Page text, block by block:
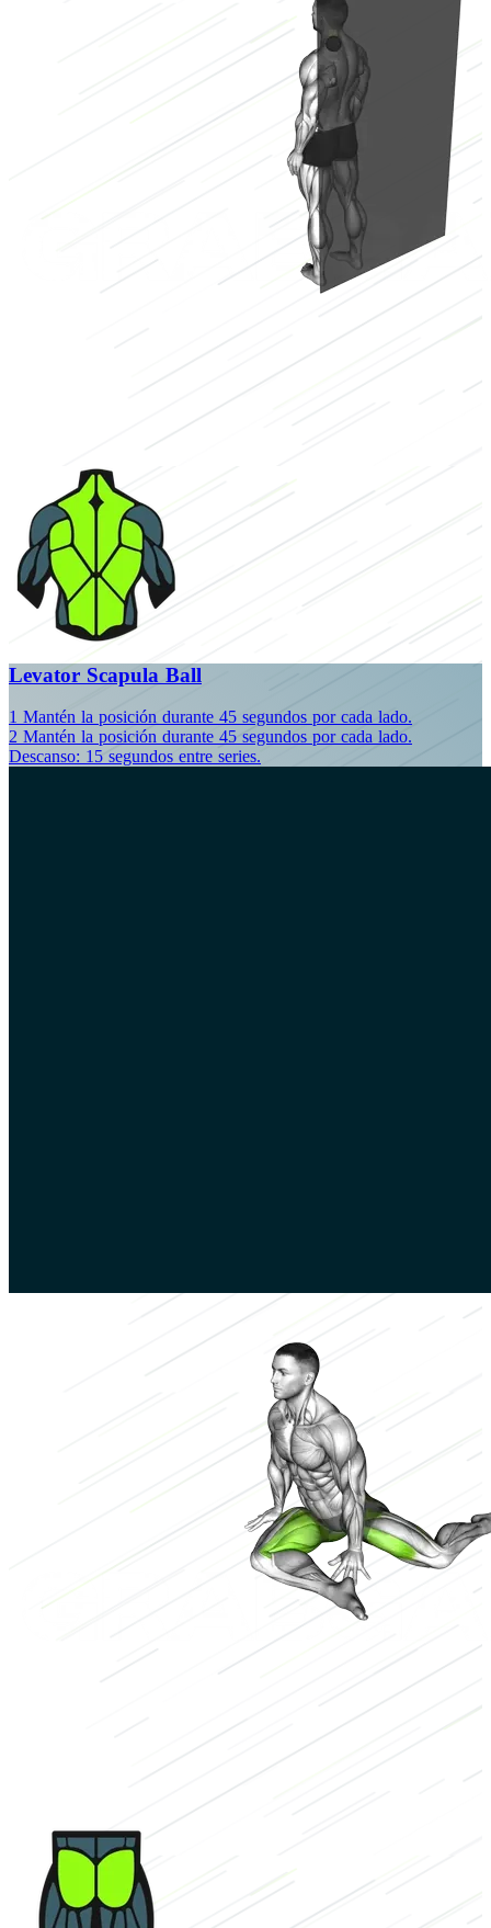
Levator Scapula Ball
1 Mantén la posición durante 45 segundos por cada lado.
2 Mantén la posición durante 45 segundos por cada lado.
Descanso: 15 segundos entre series.